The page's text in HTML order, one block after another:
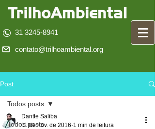
31 3245-8941
contato@trilhoambiental.org
Post
Todos posts
Todos posts
Dantte Saliba
11 de nov. de 2016 1 min de leitura